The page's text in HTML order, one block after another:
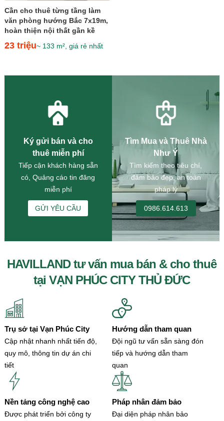
Cần cho thuê từng tầng làm
văn phòng hướng Bắc 7x19m,
hoàn thiện nội thất gần kề
Kênh Sông Trăng...
23 triệu~ 133 m², giá rẻ nhất
Ký gửi bán và cho
thuê miễn phí
Tiếp cận khách hàng sẵn
có, Quảng cáo tin đăng
miễn phí
GỬI YÊU CẦU
Tìm Mua và Thuê Nhà
Như Ý
Tìm kiếm theo tiêu chí,
đảm bảo đẹp, an toàn
pháp lý
0986.614.613
HAVILLAND tư vấn mua bán & cho thuê
tại VẠN PHÚC CITY THỦ ĐỨC
Trụ sở tại Vạn Phúc City
Cập nhật nhanh nhất tiến độ,
quy mô, thông tin dự án chi
tiết
Hướng dẫn tham quan
Đội ngũ tư vấn sẵn sàng đón
tiếp và hướng dẫn tham
quan
Nền tảng công nghệ cao
Được phát triển bởi công ty
Pháp nhân đảm bảo
Đại diện pháp nhân bảo